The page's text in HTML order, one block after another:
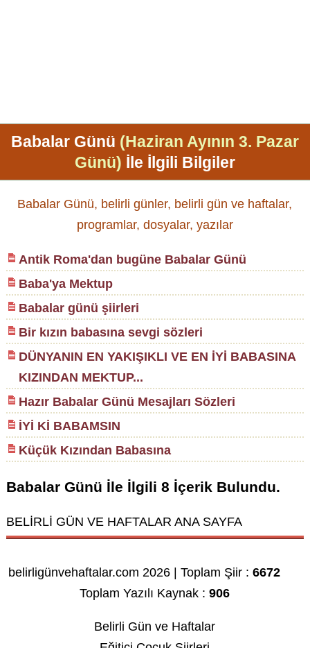
Babalar Günü (Haziran Ayının 3. Pazar
Günü) İle İlgili Bilgiler
Babalar Günü, belirli günler, belirli gün ve haftalar,
programlar, dosyalar, yazılar
Antik Roma'dan bugüne Babalar Günü
Baba'ya Mektup
Babalar günü şiirleri
Bir kızın babasına sevgi sözleri
DÜNYANIN EN YAKIŞIKLI VE EN İYİ BABASINA
KIZINDAN MEKTUP...
Hazır Babalar Günü Mesajları Sözleri
İYİ Kİ BABAMSIN
Küçük Kızından Babasına
Babalar Günü İle İlgili 8 İçerik Bulundu.
BELİRLİ GÜN VE HAFTALAR ANA SAYFA
belirligünvehaftalar.com 2026 | Toplam Şiir :6672
Toplam Yazılı Kaynak :906
Belirli Gün ve Haftalar